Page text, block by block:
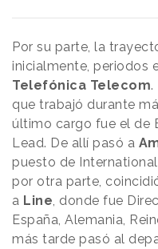
Por su parte, la
inicialmente, periodos
Telefónica Telecom.
que trabajó durante
último cargo fue el de
Lead. De allí pasó a
puesto de
por otra parte,
a Line , donde fue
España, Alemania,
más tarde pasó al